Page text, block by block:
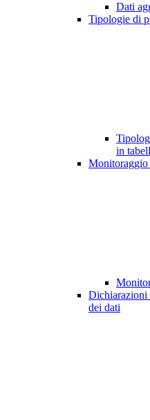
Dati
Tipologie di
in
Monitoraggio
Dichiarazioni
dei dati